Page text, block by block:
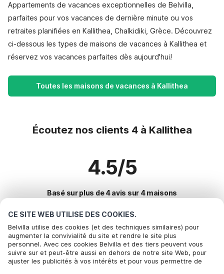
CE SITE WEB UTILISE DES COOKIES.
Belvilla utilise des cookies (et des techniques similaires) pour
augmenter la convivialité du site et rendre le site plus
personnel. Avec ces cookies Belvilla et des tiers peuvent vous
suivre sur et peut-être aussi en dehors de notre site Web, pour
ajuster les publicités à vos intérêts et pour vous permettre de
Appartements de vacances exceptionnelles de Belvilla,
parfaites pour vos vacances de dernière minute ou vos
retraites planifiées en Kallithea, Chalkidiki, Grèce. Découvrez
ci-dessous les types de maisons de vacances à Kallithea et
réservez vos vacances parfaites dès aujourd'hui!
Toutes les maisons de vacances à Kallithea
Écoutez nos clients 4 à Kallithea
4.5/5
Basé sur plus de 4 avis sur 4 maisons
Destinations les plus populaires pour les
vacances
Villes offrant les meilleures commodités pour les vacances